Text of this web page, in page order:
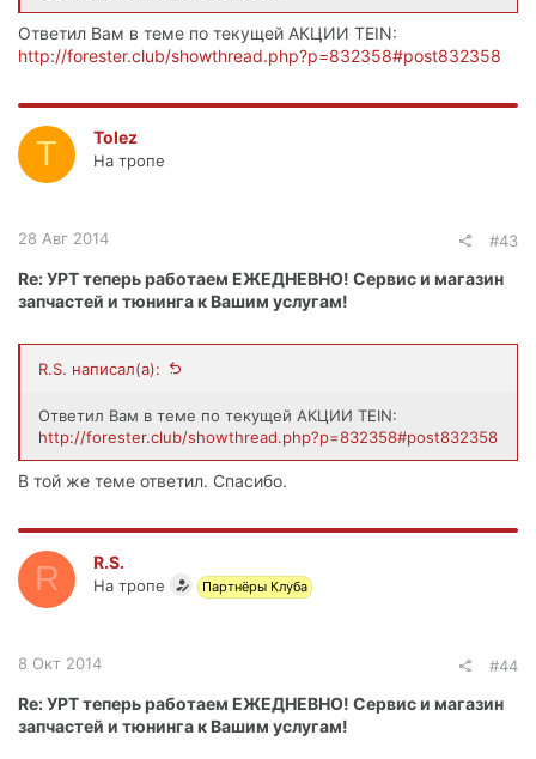
Ответил Вам в теме по текущей АКЦИИ TEIN:
http://forester.club/showthread.php?p=832358#post832358
T Tolez
На тропе
28 Авг 2014 #43
Re: УРТ теперь работаем ЕЖЕДНЕВНО! Сервис и магазин
запчастей и тюнинга к Вашим услугам!
R.S. написал(а):
Ответил Вам в теме по текущей АКЦИИ TEIN:
http://forester.club/showthread.php?p=832358#post832358
В той же теме ответил. Спасибо.
R R.S.
На тропе Партнёры Клуба
8 Окт 2014 #44
Re: УРТ теперь работаем ЕЖЕДНЕВНО! Сервис и магазин
запчастей и тюнинга к Вашим услугам!